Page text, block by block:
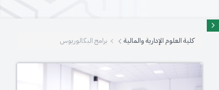
كلية العلوم الإدارية والمالية برامج البكالوريوس